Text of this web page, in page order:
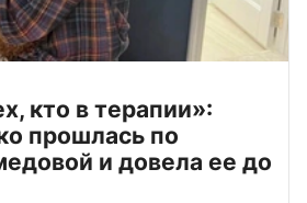
кто в терапии»:
прошлась по
и довела ее до